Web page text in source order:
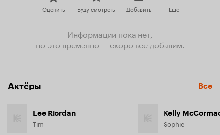
Оценить Буду смотреть Добавить Еще
Информации пока нет,
но это временно — скоро все добавим.
Актёры Все
Lee Riordan
Tim
Kelly
Sophie